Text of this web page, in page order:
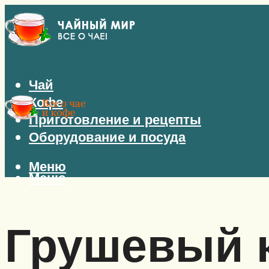
Чай
Кофе
Приготовление и рецепты
Оборудование и посуда
Меню
Меню
Грушевый